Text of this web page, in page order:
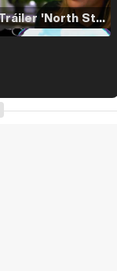
Tráiler 'North Star' (2023)
Tráiler en español de 'La isla olvidada'